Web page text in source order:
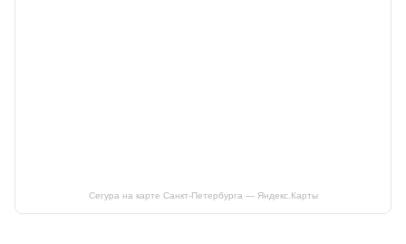
Сегура на карте Санкт‑Петербурга — Яндекс.Карты